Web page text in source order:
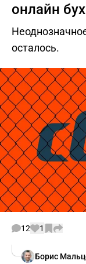
онлайн
осталось.
12 1
Борис